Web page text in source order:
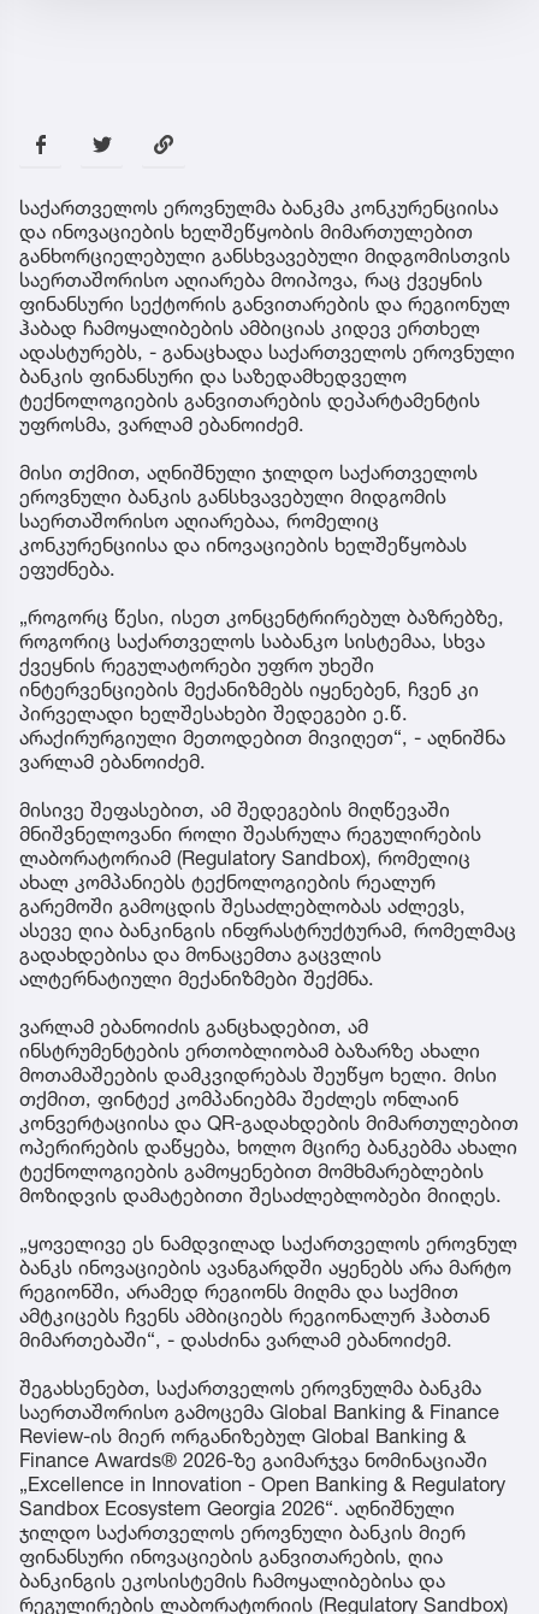
საქართველოს ეროვნულმა ბანკმა კონკურენციისა
და ინოვაციების ხელშეწყობის მიმართულებით
განხორციელებული განსხვავებული მიდგომისთვის
საერთაშორისო აღიარება მოიპოვა, რაც ქვეყნის
ფინანსური სექტორის განვითარების და რეგიონულ
ჰაბად ჩამოყალიბების ამბიციას კიდევ ერთხელ
ადასტურებს, - განაცხადა საქართველოს ეროვნული
ბანკის ფინანსური და საზედამხედველო
ტექნოლოგიების განვითარების დეპარტამენტის
უფროსმა, ვარლამ ებანოიძემ.
მისი თქმით, აღნიშნული ჯილდო საქართველოს
ეროვნული ბანკის განსხვავებული მიდგომის
საერთაშორისო აღიარებაა, რომელიც
კონკურენციისა და ინოვაციების ხელშეწყობას
ეფუძნება.
„როგორც წესი, ისეთ კონცენტრირებულ ბაზრებზე,
როგორიც საქართველოს საბანკო სისტემაა, სხვა
ქვეყნის რეგულატორები უფრო უხეში
ინტერვენციების მექანიზმებს იყენებენ, ჩვენ კი
პირველადი ხელშესახები შედეგები ე.წ.
არაქირურგიული მეთოდებით მივიღეთ“, - აღნიშნა
ვარლამ ებანოიძემ.
მისივე შეფასებით, ამ შედეგების მიღწევაში
მნიშვნელოვანი როლი შეასრულა რეგულირების
ლაბორატორიამ (Regulatory Sandbox), რომელიც
ახალ კომპანიებს ტექნოლოგიების რეალურ
გარემოში გამოცდის შესაძლებლობას აძლევს,
ასევე ღია ბანკინგის ინფრასტრუქტურამ, რომელმაც
გადახდებისა და მონაცემთა გაცვლის
ალტერნატიული მექანიზმები შექმნა.
ვარლამ ებანოიძის განცხადებით, ამ
ინსტრუმენტების ერთობლიობამ ბაზარზე ახალი
მოთამაშეების დამკვიდრებას შეუწყო ხელი. მისი
თქმით, ფინტექ კომპანიებმა შეძლეს ონლაინ
კონვერტაციისა და QR-გადახდების მიმართულებით
ოპერირების დაწყება, ხოლო მცირე ბანკებმა ახალი
ტექნოლოგიების გამოყენებით მომხმარებლების
მოზიდვის დამატებითი შესაძლებლობები მიიღეს.
„ყოველივე ეს ნამდვილად საქართველოს ეროვნულ
ბანკს ინოვაციების ავანგარდში აყენებს არა მარტო
რეგიონში, არამედ რეგიონს მიღმა და საქმით
ამტკიცებს ჩვენს ამბიციებს რეგიონალურ ჰაბთან
მიმართებაში“, - დასძინა ვარლამ ებანოიძემ.
შეგახსენებთ, საქართველოს ეროვნულმა ბანკმა
საერთაშორისო გამოცემა Global Banking & Finance
Review-ის მიერ ორგანიზებულ Global Banking &
Finance Awards® 2026-ზე გაიმარჯვა ნომინაციაში
„Excellence in Innovation - Open Banking & Regulatory
Sandbox Ecosystem Georgia 2026“. აღნიშნული
ჯილდო საქართველოს ეროვნული ბანკის მიერ
ფინანსური ინოვაციების განვითარების, ღია
ბანკინგის ეკოსისტემის ჩამოყალიბებისა და
რეგულირების ლაბორატორიის (Regulatory Sandbox)